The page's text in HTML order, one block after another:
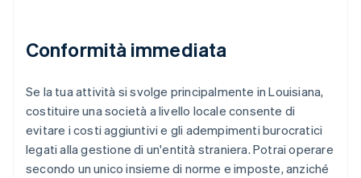
Conformità immediata
Se la tua attività si svolge principalmente in Louisiana,
costituire una società a livello locale consente di
evitare i costi aggiuntivi e gli adempimenti burocratici
legati alla gestione di un'entità straniera. Potrai operare
secondo un unico insieme di norme e imposte, anziché